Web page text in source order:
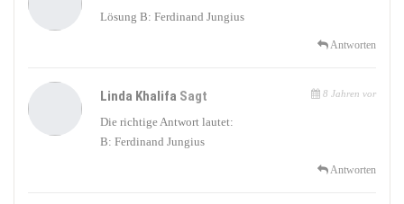
Lösung B: Ferdinand Jungius
Antworten
Linda Khalifa Sagt 8 Jahren vor
Die richtige Antwort lautet:
B: Ferdinand Jungius
Antworten